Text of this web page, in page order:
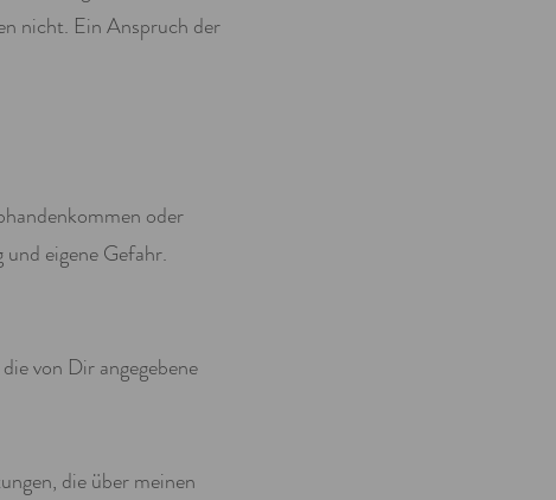
nicht. Ein Anspruch der
oder
eigene Gefahr.
von Dir angegebene
die über meinen